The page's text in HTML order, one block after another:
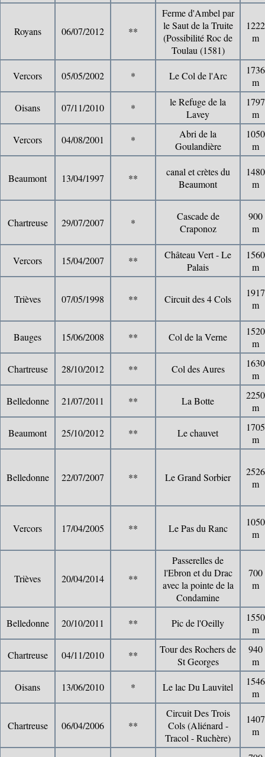
Royans 06/07/2012 **
Ferme d'Ambel par
le Saut de la Truite
(Possibilité Roc de
Toulau (1581)
1222
m
Vercors 05/05/2002 * Le Col de l'Arc
1736
m
Oisans 07/11/2010 *
le Refuge de la
Lavey
1797
m
Vercors 04/08/2001 *
Abri de la
Goulandière
1050
m
Beaumont 13/04/1997 **
canal et crètes du
Beaumont
1480
m
Chartreuse 29/07/2007 *
Cascade de
Craponoz
900
m
Vercors 15/04/2007 **
Château Vert - Le
Palais
1560
m
Trièves 07/05/1998 ** Circuit des 4 Cols
1917
m
Bauges 15/06/2008 ** Col de la Verne
1520
m
Chartreuse 28/10/2012 ** Col des Aures
1630
m
Belledonne 21/07/2011 ** La Botte
2250
m
Beaumont 25/10/2012 ** Le chauvet
1705
m
Belledonne 22/07/2007 ** Le Grand Sorbier
2526
m
Vercors 17/04/2005 ** Le Pas du Ranc
1050
m
Trièves 20/04/2014 **
Passerelles de
l'Ebron et du Drac
avec la pointe de la
Condamine
700
m
Belledonne 20/10/2011 ** Pic de l'Oeilly
1550
m
Chartreuse 04/11/2010 **
Tour des Rochers de
St Georges
940
m
Oisans 13/06/2010 * Le lac Du Lauvitel
1546
m
Chartreuse 06/04/2006 **
Circuit Des Trois
Cols (Aliénard -
Tracol - Ruchère)
1407
m